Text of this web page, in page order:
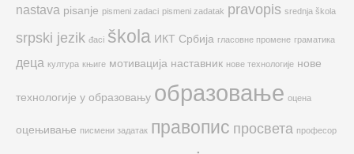
nastava pisanje pismeni zadaci pismeni zadatak pravopis srednja škola
srpski jezik đaci škola ИКТ Србија гласовне промене граматика
деца култура књиге мотивација наставник нове технологије нове
технологије у образовању образовање оцена
оцењивање писмени задатак правопис просвета професор